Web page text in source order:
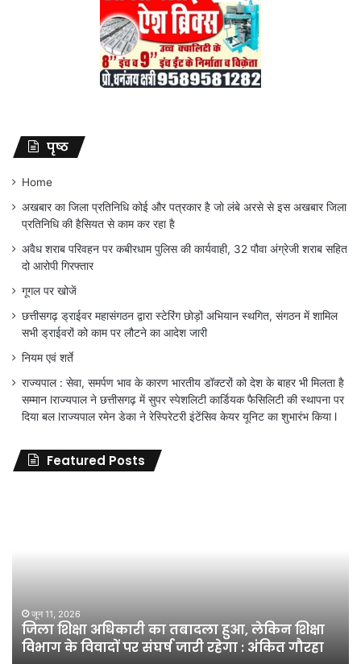
पृष्ठ
Home
अखबार का जिला प्रतिनिधि कोई और पत्रकार है जो लंबे अरसे से इस अखबार जिला
प्रतिनिधि की हैसियत से काम कर रहा है
अवैध शराब परिवहन पर कबीरधाम पुलिस की कार्यवाही, 32 पौवा अंग्रेजी शराब सहित
दो आरोपी गिरफ्तार
गूगल पर खोजें
छत्तीसगढ़ ड्राईवर महासंगठन द्वारा स्टेरिंग छोड़ों अभियान स्थगित, संगठन में शामिल
सभी ड्राईवरों को काम पर लौटने का आदेश जारी
नियम एवं शर्ते
राज्यपाल : सेवा, समर्पण भाव के कारण भारतीय डॉक्टरों को देश के बाहर भी मिलता है
सम्मान lराज्यपाल ने छत्तीसगढ़ में सुपर स्पेशलिटी कार्डियक फैसिलिटी की स्थापना पर
दिया बल lराज्यपाल रमेन डेका ने रेस्पिरेटरी इंटेंसिव केयर यूनिट का शुभारंभ किया l
Featured Posts
शिक्षा
विभाग
जून 11, 2026
जिला शिक्षा अधिकारी का तबादला हुआ, लेकिन शिक्षा
विभाग के विवादों पर संघर्ष जारी रहेगा : अंकित गौरहा